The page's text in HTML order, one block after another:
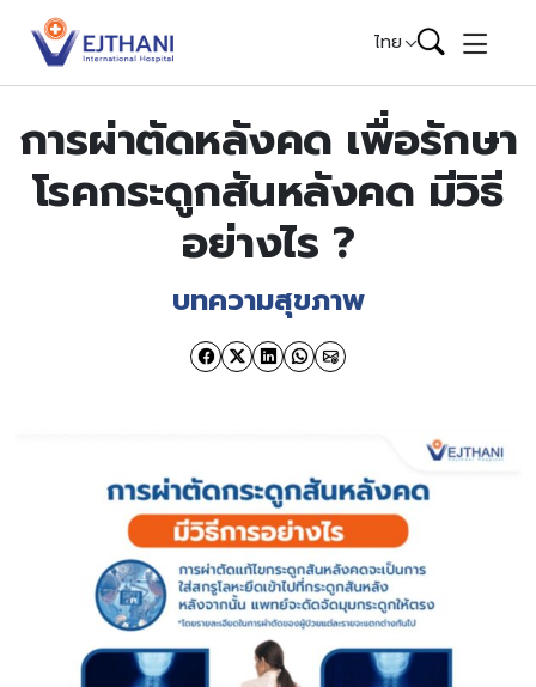
Skip to content
ไทย
การผ่าตัดหลังคด เพื่อรักษา
โรคกระดูกสันหลังคด มีวิธี
อย่างไร ?
บทความสุขภาพ